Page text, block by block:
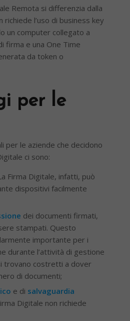
Remota si differenzia dalla
l’uso di business key
un computer collegato a
firma e una One Time
da token o
per le
per le aziende che decidono
ci sono:
Firma Digitale, infatti, può
dispositivi facilmente
dei documenti firmati,
stampati. Questo
importante per i
durante l’attività di gestione
trovano costretti a dover
di documenti;
e di salvaguardia
Digitale non richiede